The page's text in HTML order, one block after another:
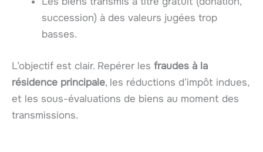
succession) à des valeurs jugées trop
basses.
L’objectif est clair. Repérer les fraudes à la
résidence principale, les réductions d’impôt indues,
et les sous-évaluations de biens au moment des
transmissions.